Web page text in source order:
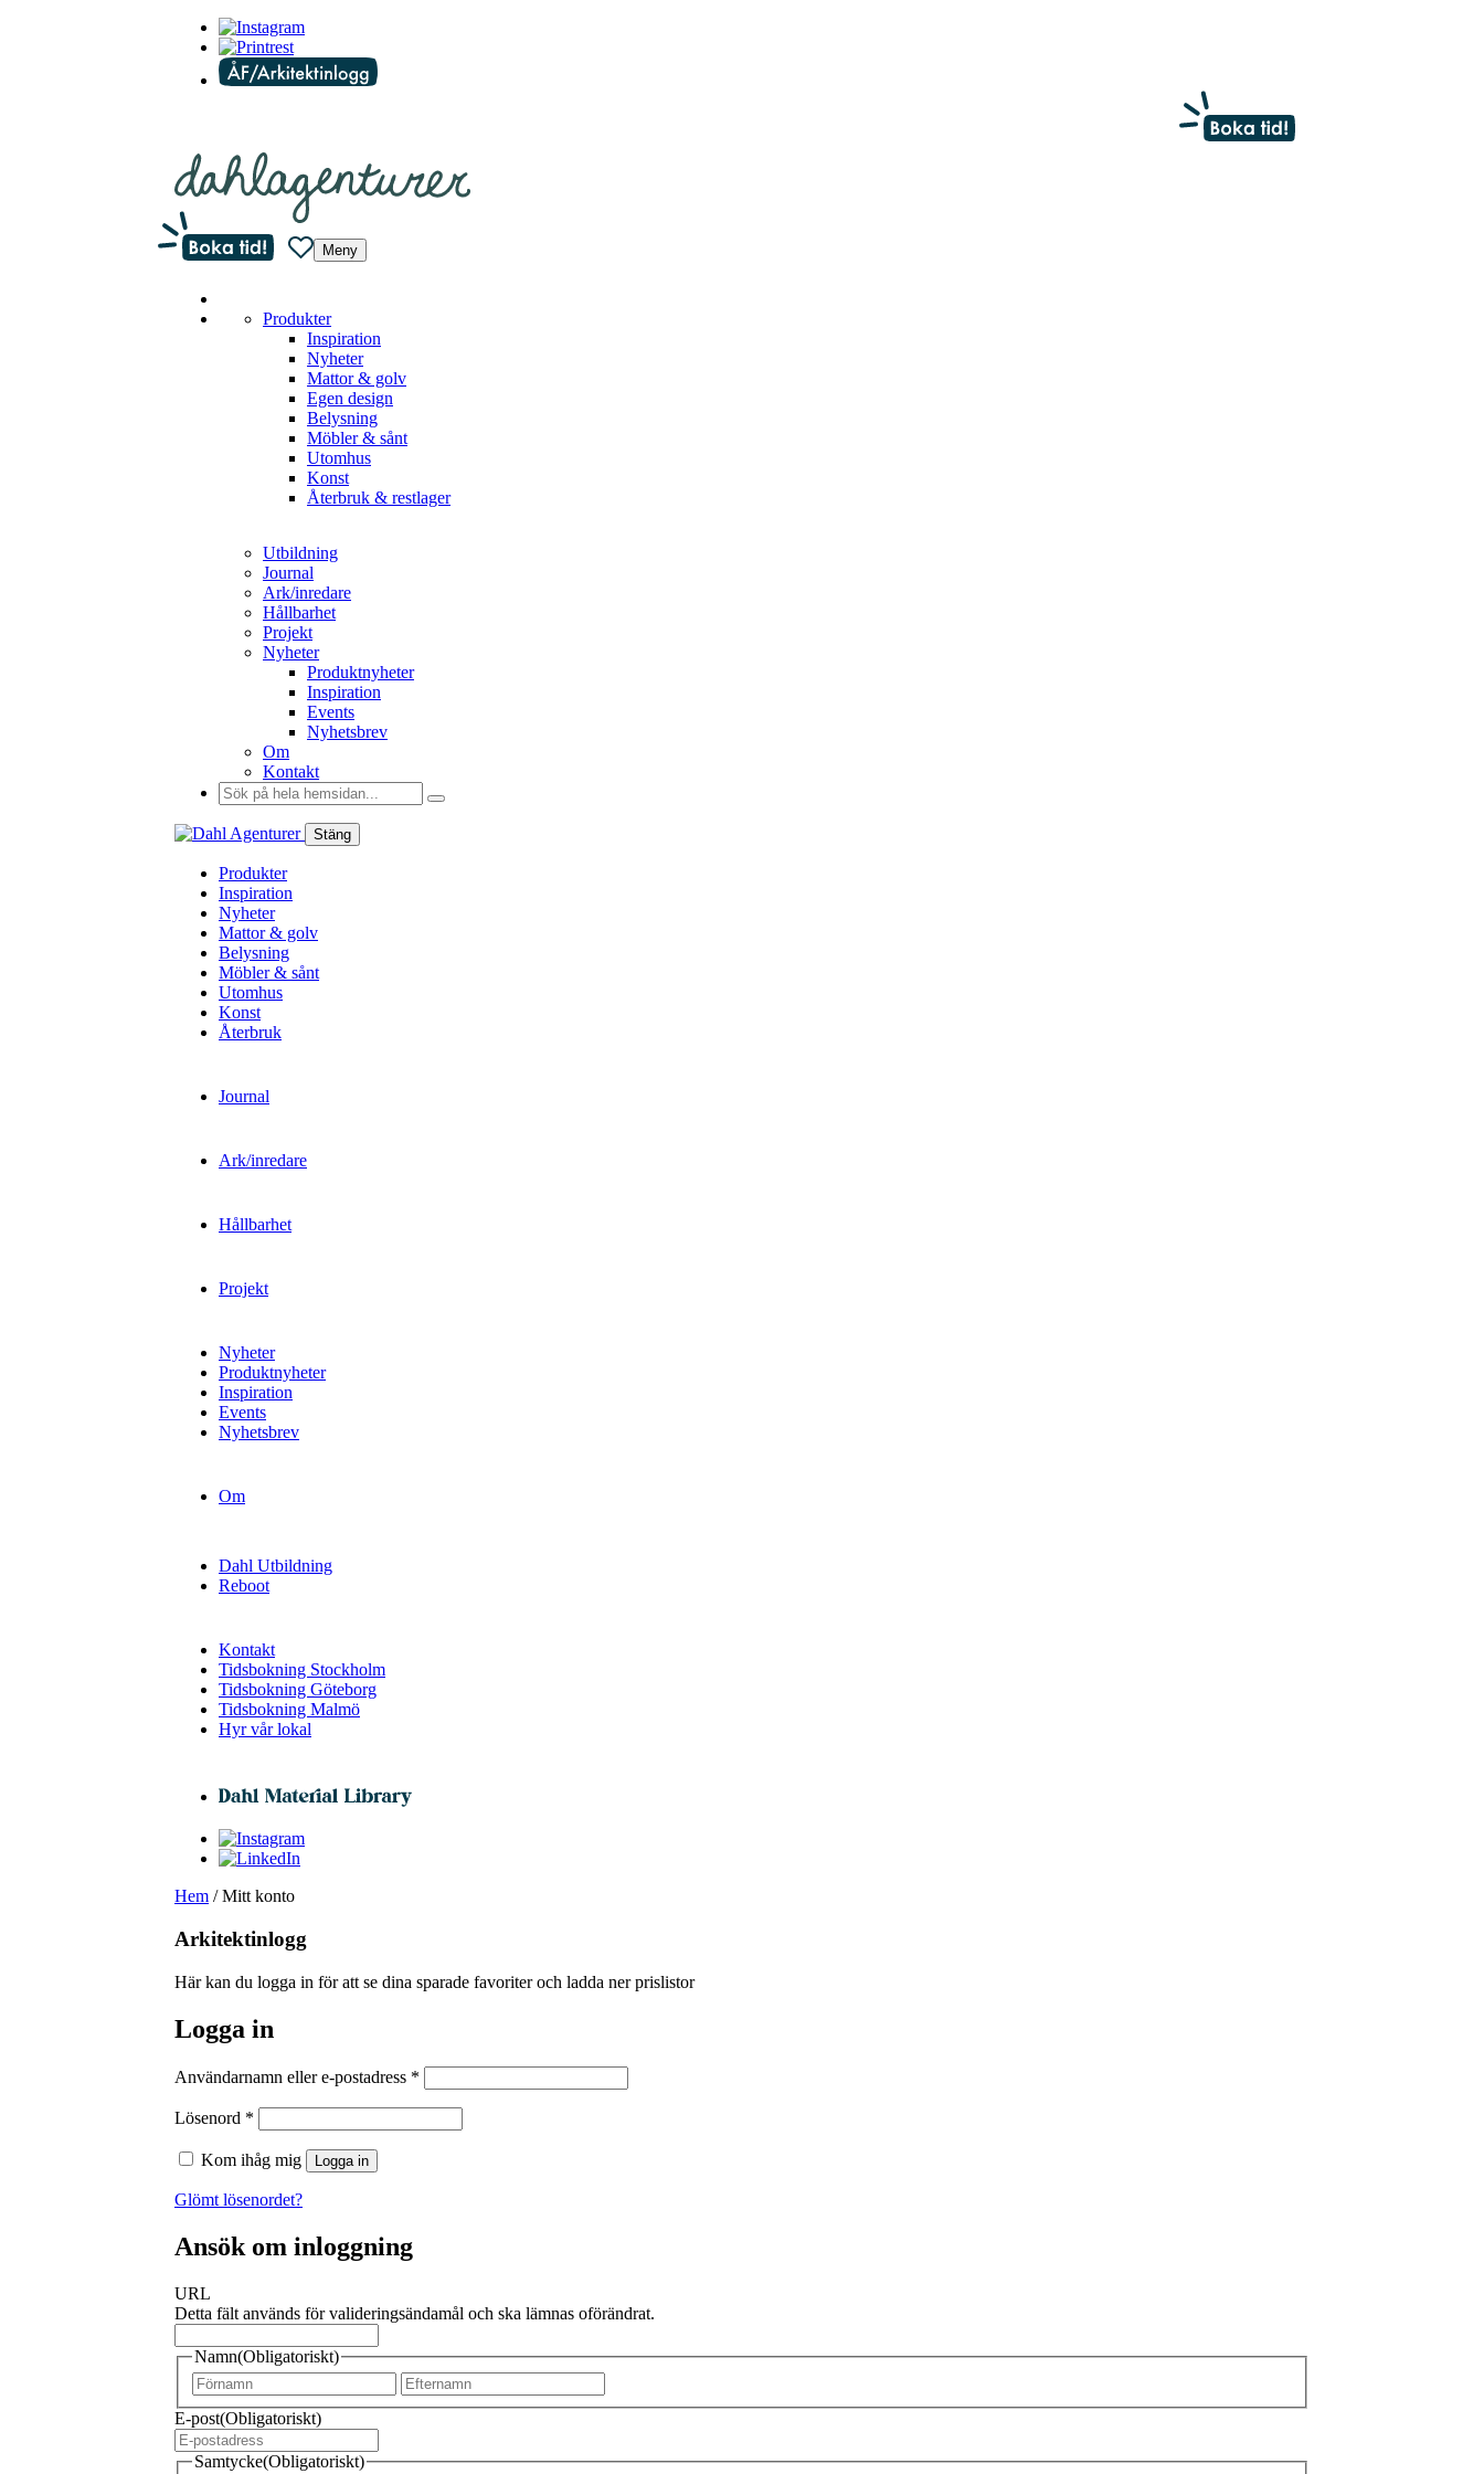
Meny
Produkter
Inspiration
Nyheter
Mattor & golv
Egen design
Belysning
Möbler & sånt
Utomhus
Konst
Återbruk & restlager
Utbildning
Journal
Ark/inredare
Hållbarhet
Projekt
Nyheter
Produktnyheter
Inspiration
Events
Nyhetsbrev
Om
Kontakt
Sök
efter:
Stäng
Produkter
Inspiration
Nyheter
Mattor & golv
Belysning
Möbler & sånt
Utomhus
Konst
Återbruk
Journal
Ark/inredare
Hållbarhet
Projekt
Nyheter
Produktnyheter
Inspiration
Events
Nyhetsbrev
Om
Dahl Utbildning
Reboot
Kontakt
Tidsbokning Stockholm
Tidsbokning Göteborg
Tidsbokning Malmö
Hyr vår lokal
Hem / Mitt konto
Arkitektinlogg
Här kan du logga in för att se dina sparade favoriter och ladda ner prislistor
Logga in
Användarnamn eller e-postadress *
Lösenord *
Kom ihåg mig Logga in
Glömt lösenordet?
Ansök om inloggning
URL
Detta fält används för valideringsändamål och ska lämnas oförändrat.
Namn(Obligatoriskt)
Förnamn
E-post(Obligatoriskt)
Samtycke(Obligatoriskt)